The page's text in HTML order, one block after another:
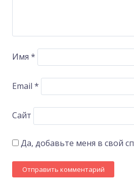
Имя *
Email *
Сайт
Да, добавьте меня в свой